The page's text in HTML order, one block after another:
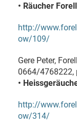
• Räucher
http://
ow/109/
Gere Peter,
0664/4768222,
•
http://
ow/314/